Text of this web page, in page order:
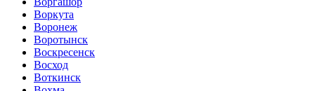
Воркута
Воронеж
Воротынск
Воскресенск
Восход
Воткинск